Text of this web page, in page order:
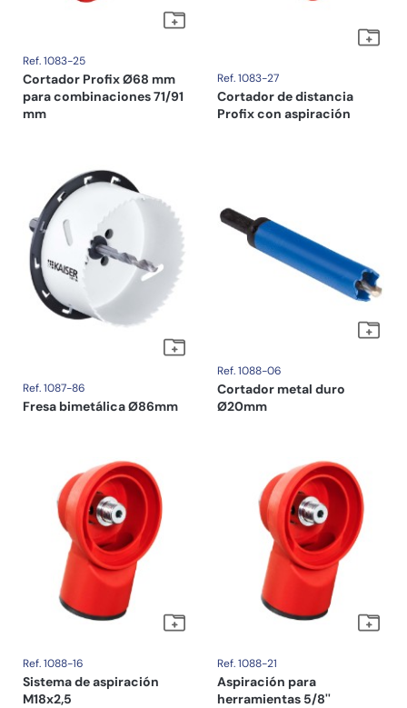
Ref. 1083-25
Cortador Profix Ø68 mm
para combinaciones 71/91
mm
Ref. 1083-27
Cortador de distancia
Profix con aspiración
Ref. 1087-86
Fresa bimetálica Ø86mm
Ref. 1088-06
Cortador metal duro
Ø20mm
Ref. 1088-16
Sistema de aspiración
M18x2,5
Ref. 1088-21
Aspiración para
herramientas 5/8''